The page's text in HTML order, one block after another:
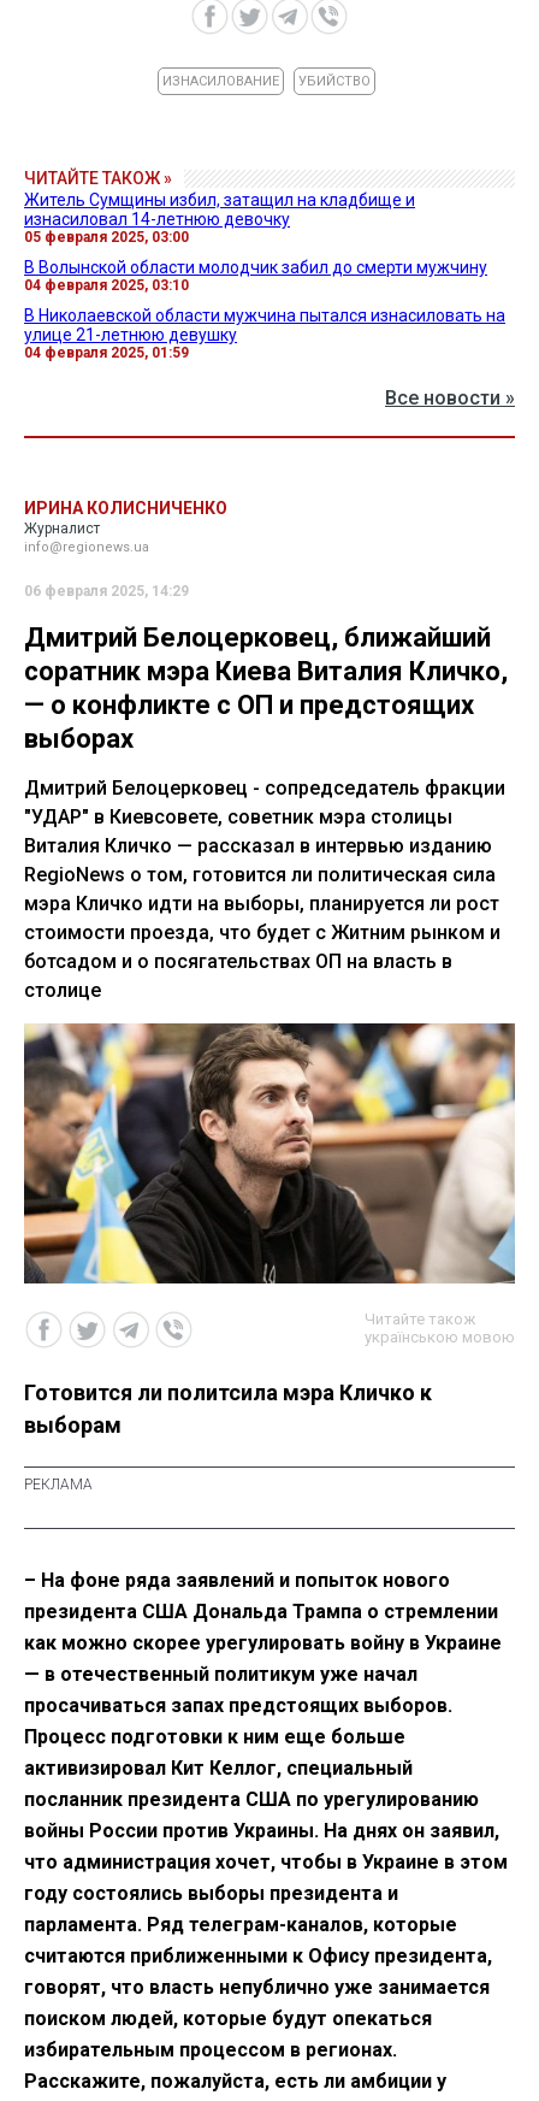
ИЗНАСИЛОВАНИЕ УБИЙСТВО
ЧИТАЙТЕ ТАКОЖ »
Житель Сумщины избил, затащил на кладбище и
изнасиловал 14-летнюю девочку
05 февраля 2025, 03:00
В Волынской области молодчик забил до смерти мужчину
04 февраля 2025, 03:10
В Николаевской области мужчина пытался изнасиловать на
улице 21-летнюю девушку
04 февраля 2025, 01:59
Все новости »
ИРИНА КОЛИСНИЧЕНКО
Журналист
info@regionews.ua
06 февраля 2025, 14:29
Дмитрий Белоцерковец, ближайший
соратник мэра Киева Виталия Кличко,
— о конфликте с ОП и предстоящих
выборах
Дмитрий Белоцерковец - сопредседатель фракции
"УДАР" в Киевсовете, советник мэра столицы
Виталия Кличко — рассказал в интервью изданию
RegioNews о том, готовится ли политическая сила
мэра Кличко идти на выборы, планируется ли рост
стоимости проезда, что будет с Житним рынком и
ботсадом и о посягательствах ОП на власть в
столице
Читайте також
українською мовою
Готовится ли политсила мэра Кличко к
выборам
– На фоне ряда заявлений и попыток нового
президента США Дональда Трампа о стремлении
как можно скорее урегулировать войну в Украине
— в отечественный политикум уже начал
просачиваться запах предстоящих выборов.
Процесс подготовки к ним еще больше
активизировал Кит Келлог, специальный
посланник президента США по урегулированию
войны России против Украины. На днях он заявил,
что администрация хочет, чтобы в Украине в этом
году состоялись выборы президента и
парламента. Ряд телеграм-каналов, которые
считаются приближенными к Офису президента,
говорят, что власть непублично уже занимается
поиском людей, которые будут опекаться
избирательным процессом в регионах.
Расскажите, пожалуйста, есть ли амбиции у